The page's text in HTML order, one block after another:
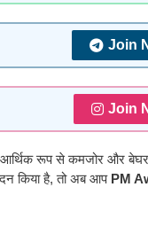
Join
Join
रूप से कमजोर और बेघर
किया है, तो अब आप PM